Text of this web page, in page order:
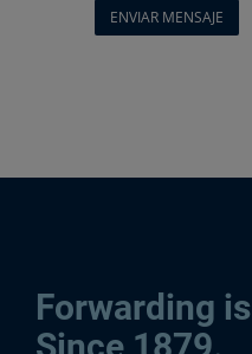
Forwarding